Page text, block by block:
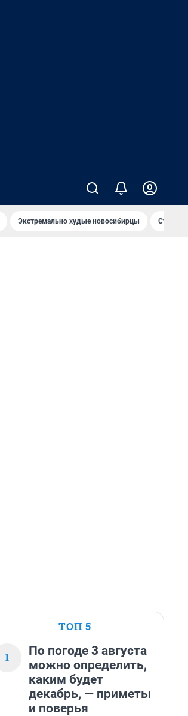
Экстремально худые новосибирцы Старт
ТОП 5
1
По погоде 3 августа
можно определить,
каким будет
декабрь, — приметы
и поверья